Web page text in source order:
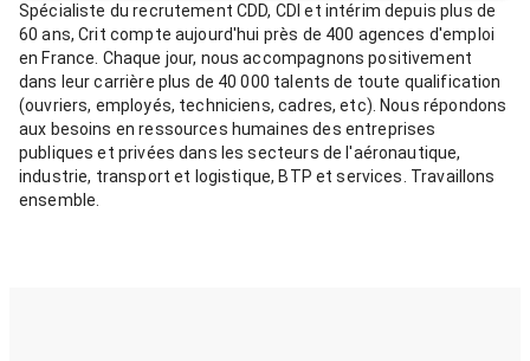
Spécialiste du recrutement CDD, CDI et intérim depuis plus de
60 ans, Crit compte aujourd'hui près de 400 agences d'emploi
en France. Chaque jour, nous accompagnons positivement
dans leur carrière plus de 40 000 talents de toute qualification
(ouvriers, employés, techniciens, cadres, etc). Nous répondons
aux besoins en ressources humaines des entreprises
publiques et privées dans les secteurs de l'aéronautique,
industrie, transport et logistique, BTP et services. Travaillons
ensemble.